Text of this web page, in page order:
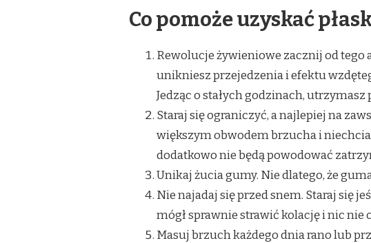
Co pomoże uzyskać
Rewolucje żywieniowe zacznij od tego
unikniesz przejedzenia i efektu
Jedząc o stałych godzinach,
Staraj się ograniczyć, a najlepiej na
większym obwodem brzucha i
dodatkowo nie będą powodować
Unikaj żucia gumy. Nie dlatego, że
Nie najadaj się przed snem. Staraj się
mógł sprawnie strawić kolację i nic nie
Masuj brzuch każdego dnia rano lub